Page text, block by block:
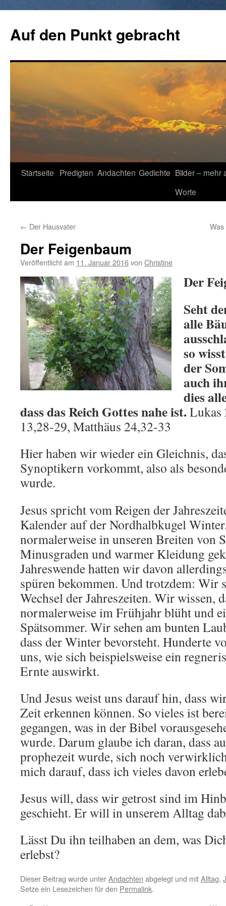
springen
Auf den Punkt gebracht
Startseite Predigten Andachten Gedichte Bilder – mehr
Worte
← Der Hausvater
Der Feigenbaum
Veröffentlicht am 11. Januar 2016von Christine
Der
Seht
alle
so
der
auch
dies
dass das Reich Gottes nahe ist.Lukas
13,28-29, Matthäus 24,32-33
Hier haben wir wieder ein Gleichnis,
Synoptikern vorkommt, also als
wurde.
Jesus spricht vom Reigen der
Kalender auf der Nordhalbkugel
normalerweise in unseren Breiten von
Minusgraden und warmer Kleidung
Jahreswende hatten wir davon
spüren bekommen. Und trotzdem: Wir
Wechsel der Jahreszeiten. Wir wissen,
normalerweise im Frühjahr blüht und
Spätsommer. Wir sehen am bunten
dass der Winter bevorsteht. Hunderte
uns, wie sich beispielsweise ein
Ernte auswirkt.
Und Jesus weist uns darauf hin, dass
Zeit erkennen können. So vieles ist
gegangen, was in der Bibel
wurde. Darum glaube ich daran, dass
prophezeit wurde, sich noch
mich darauf, dass ich vieles davon
Jesus will, dass wir getrost sind im
geschieht. Er will in unserem Alltag
Lässt Du ihn teilhaben an dem, was
erlebst?
Dieser Beitrag wurde unterAndachten abgelegt und mitAlltag,
Setze ein Lesezeichen für den Permalink.